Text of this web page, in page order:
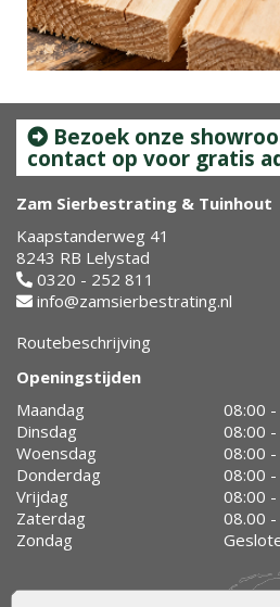
Bezoek onze
contact op voor gratis
Zam Sierbestrating & Tuinhout
Kaapstanderweg 41
8243 RB Lelystad
0320 - 252 811
info@zamsierbestrating.nl
Routebeschrijving
Openingstijden
Maandag
08:00
Dinsdag
08:00
Woensdag
08:00
Donderdag
08:00
Vrijdag
08:00
Zaterdag
08.00
Zondag